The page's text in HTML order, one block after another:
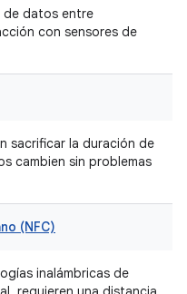
de datos entre
con sensores de
sacrificar la duración de
cambien sin problemas
(NFC)
inalámbricas de